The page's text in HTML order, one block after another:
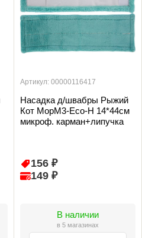
Артикул: 00000116417
Насадка д/швабры Рыжий
Кот MopM3-Eco-H 14*44см
микроф. карман+липучка
156 ₽
149 ₽
В наличии
в 5 магазинах